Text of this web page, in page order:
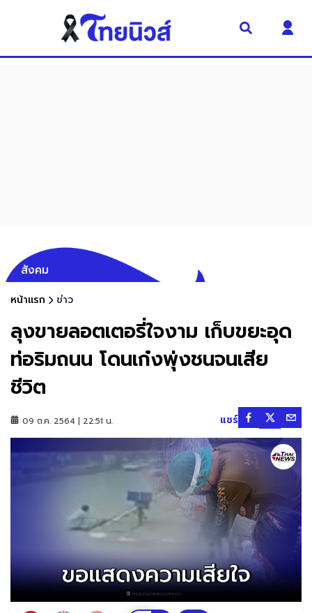
สังคม
หน้าแรก ข่าว
ลุงขายลอตเตอรี่ใจงาม เก็บขยะอุด
ท่อริมถนน โดนเก๋งพุ่งชนจนเสีย
ชีวิต
09 ต.ค. 2564 | 22:51 น. แชร์